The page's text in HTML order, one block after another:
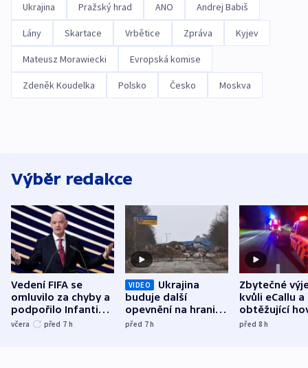
Ukrajina Pražský hrad ANO Andrej Babiš
Lány Skartace Vrbětice Zpráva Kyjev
Mateusz Morawiecki Evropská komise
Zdeněk Koudelka Polsko Česko Moskva
Výběr redakce
Vedení FIFA se
omluvilo za chyby a
podpořilo Infantina.
UEFA trvá na
včera před 7 h
VIDEO
Ukrajina
buduje další
opevnění na hranici
s Běloruskem
před 7h
Zbytečné
kvůli eCallu a
obtěžující
zdržují
před 8h